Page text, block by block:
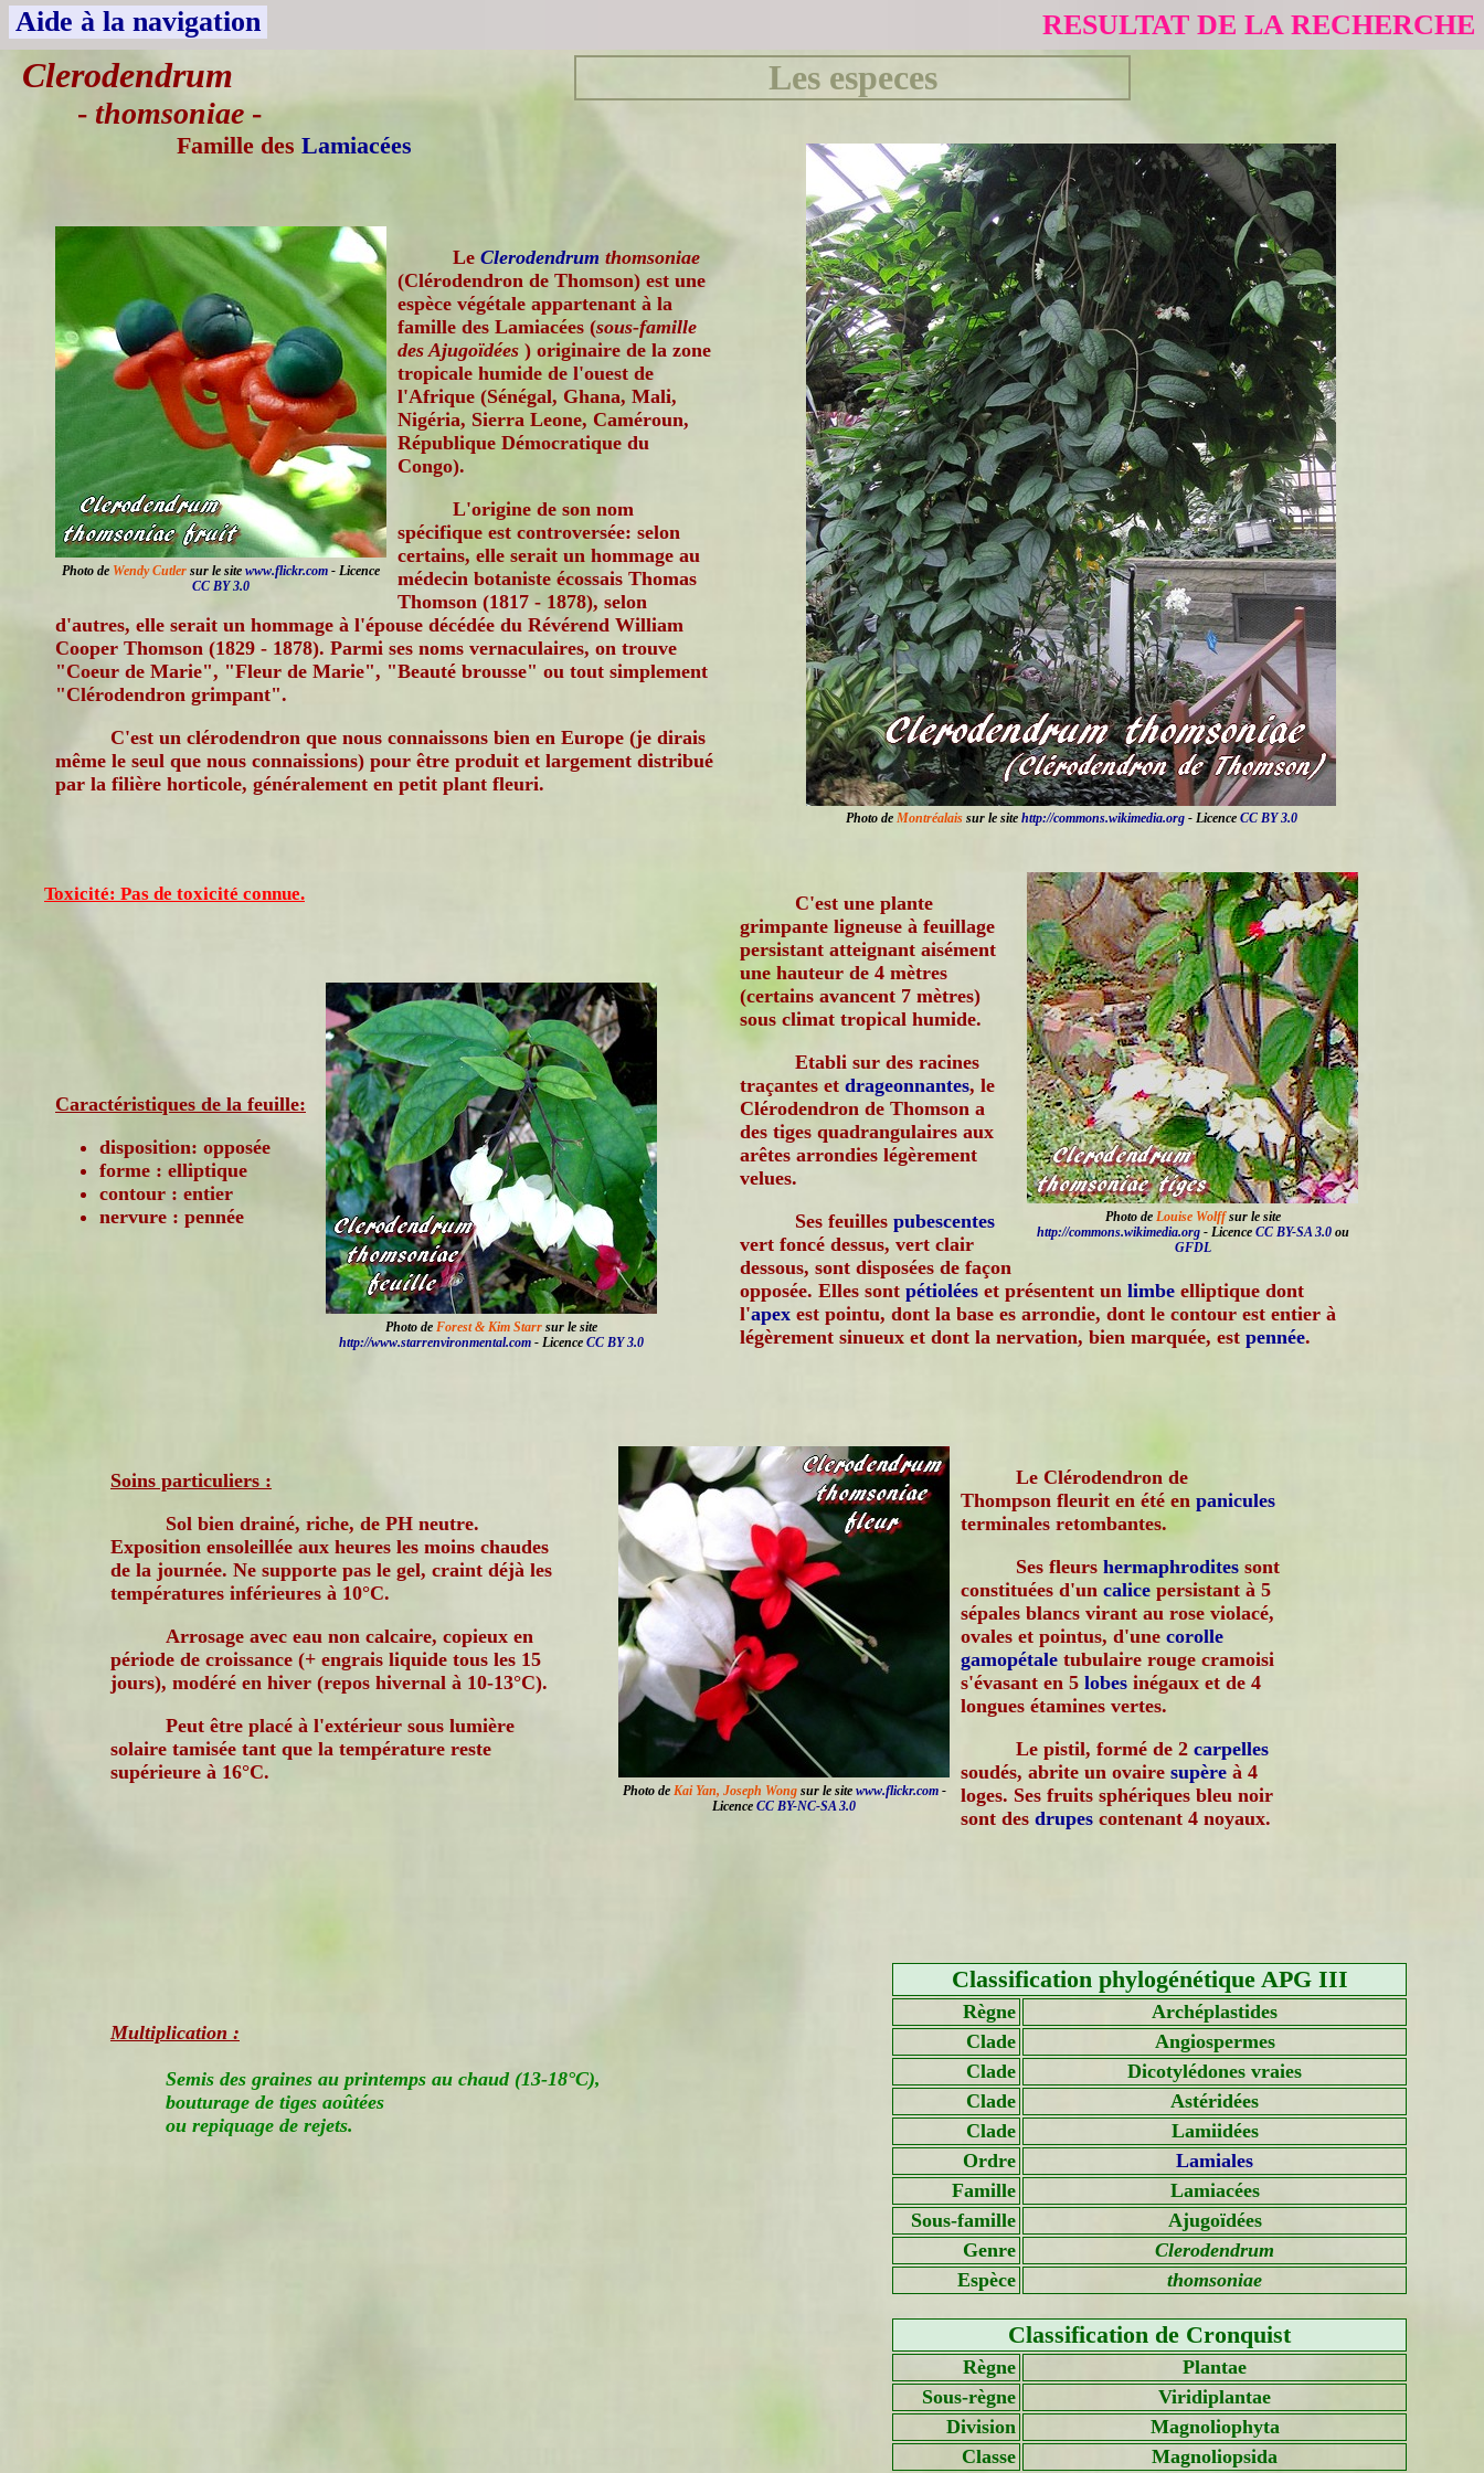
Aide à la navigation RESULTAT DE LA RECHERCHE
Clerodendrum
- thomsoniae-
Famille des Lamiacées
Les especes
Photo de Montréalaissur le site http://commons.wikimedia.org- Licence CC BY 3.0
Photo de Wendy Cutler sur le site www.flickr.com - Licence
CC BY 3.0
Le Clerodendrum thomsoniae
(Clérodendron de Thomson) est une
espèce végétale appartenant à la
famille des Lamiacées (sous-famille
des Ajugoïdées ) originaire de la zone
tropicale humide de l'ouest de
l'Afrique (Sénégal, Ghana, Mali,
Nigéria, Sierra Leone, Caméroun,
République Démocratique du
Congo).
L'origine de son nom
spécifique est controversée: selon
certains, elle serait un hommage au
médecin botaniste écossais Thomas
Thomson (1817 - 1878), selon
d'autres, elle serait un hommage à l'épouse décédée du Révérend William
Cooper Thomson (1829 - 1878). Parmi ses noms vernaculaires, on trouve
"Coeur de Marie", "Fleur de Marie", "Beauté brousse" ou tout simplement
"Clérodendron grimpant".
C'est un clérodendron que nous connaissons bien en Europe (je dirais
même le seul que nous connaissions) pour être produit et largement distribué
par la filière horticole, généralement en petit plant fleuri.
Toxicité: Pas de toxicité connue.
Photo de Louise Wolffsur le site
http://commons.wikimedia.org- Licence CC BY-SA 3.0ou
GFDL
C'est une plante
grimpante ligneuse à feuillage
persistant atteignant aisément
une hauteur de 4 mètres
(certains avancent 7 mètres)
sous climat tropical humide.
Etabli sur des racines
traçantes et drageonnantes, le
Clérodendron de Thomson a
des tiges quadrangulaires aux
arêtes arrondies légèrement
velues.
Ses feuilles pubescentes
vert foncé dessus, vert clair
dessous, sont disposées de façon
opposée. Elles sont pétiolées et présentent un limbe elliptique dont
l'apex est pointu, dont la base es arrondie, dont le contour est entier à
légèrement sinueux et dont la nervation, bien marquée, est pennée.
Photo de Forest & Kim Starr sur le site
http://www.starrenvironmental.com - Licence CC BY 3.0
Caractéristiques de la feuille:
disposition: opposée
forme : elliptique
contour : entier
nervure : pennée
Soins particuliers :
Sol bien drainé, riche, de PH neutre.
Exposition ensoleillée aux heures les moins chaudes
de la journée. Ne supporte pas le gel, craint déjà les
températures inférieures à 10°C.
Arrosage avec eau non calcaire, copieux en
période de croissance (+ engrais liquide tous les 15
jours), modéré en hiver (repos hivernal à 10-13°C).
Peut être placé à l'extérieur sous lumière
solaire tamisée tant que la température reste
supérieure à 16°C.
Photo de Kai Yan, Joseph Wongsur le site www.flickr.com-
Licence CC BY-NC-SA 3.0
Le Clérodendron de
Thompson fleurit en été en panicules
terminales retombantes.
Ses fleurs hermaphrodites sont
constituées d'un calice persistant à 5
sépales blancs virant au rose violacé,
ovales et pointus, d'une corolle
gamopétale tubulaire rouge cramoisi
s'évasant en 5 lobes inégaux et de 4
longues étamines vertes.
Le pistil, formé de 2 carpelles
soudés, abrite un ovaire supère à 4
loges. Ses fruits sphériques bleu noir
sont des drupes contenant 4 noyaux.
Multiplication :
Semis des graines au printemps au chaud (13-18°C),
bouturage de tiges aoûtées
ou repiquage de rejets.
Classification phylogénétique APG III
Règne
Archéplastides
Clade
Angiospermes
Clade
Dicotylédones vraies
Clade
Astéridées
Clade
Lamiidées
Ordre
Lamiales
Famille
Lamiacées
Sous-famille
Ajugoïdées
Genre
Clerodendrum
Espèce
thomsoniae
Classification de Cronquist
Règne
Plantae
Sous-règne
Viridiplantae
Division
Magnoliophyta
Classe
Magnoliopsida